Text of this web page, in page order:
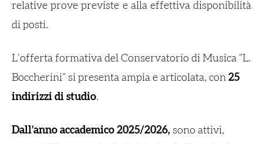
relative prove previste e alla effettiva disponibilità
di posti.
L’offerta formativa del Conservatorio di Musica “L.
Boccherini” si presenta ampia e articolata, con 25
indirizzi di studio.
Dall’anno accademico 2025/2026, sono attivi,